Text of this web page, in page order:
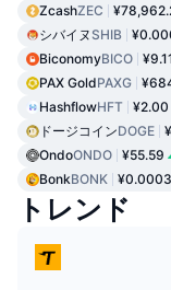
ZcashZEC
シバイヌ SHIB
BiconomyBICO
PAX GoldPAXG
HashflowHFT ¥2.00
ドージコインDOGE
OndoONDO ¥55.59
BonkBONK
トレンド